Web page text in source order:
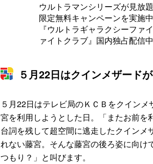
ウルトラマンシリーズが見放
限定無料キャンペーンを実施
『ウルトラギャラクシーファ
ァイトクラブ』国内独占配信
５月22日はクインメザード
５月22日はテレビ局のＫＣＢをクイン
宮を利用しようとした日。「またお前を
台詞を残して超空間に逃走したクイン
れない藤宮。そんな藤宮の後ろ姿に向け
つもり？」と叫びます。